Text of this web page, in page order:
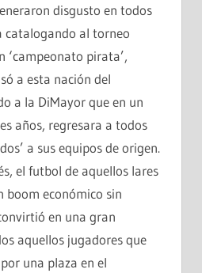
disgusto en todos
catalogando al torneo
‘campeonato pirata’,
a esta nación del
a la DiMayor que en un
años, regresara a todos
a sus equipos de origen.
el futbol de aquellos lares
boom económico sin
en una gran
aquellos jugadores que
una plaza en el